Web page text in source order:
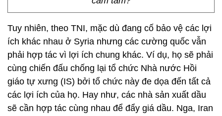
Tuy nhiên, theo TNI, mặc dù đang cố bảo vệ các lợi
ích khác nhau ở Syria nhưng các cường quốc vẫn
phải hợp tác vì lợi ích chung khác. Ví dụ, họ sẽ phải
cùng chiến đấu chống lại tổ chức Nhà nước Hồi
giáo tự xưng (IS) bởi tổ chức này đe dọa đến tất cả
các lợi ích của họ. Hay như, các nhà sản xuất dầu
sẽ cần hợp tác cùng nhau để đẩy giá dầu. Nga, Iran